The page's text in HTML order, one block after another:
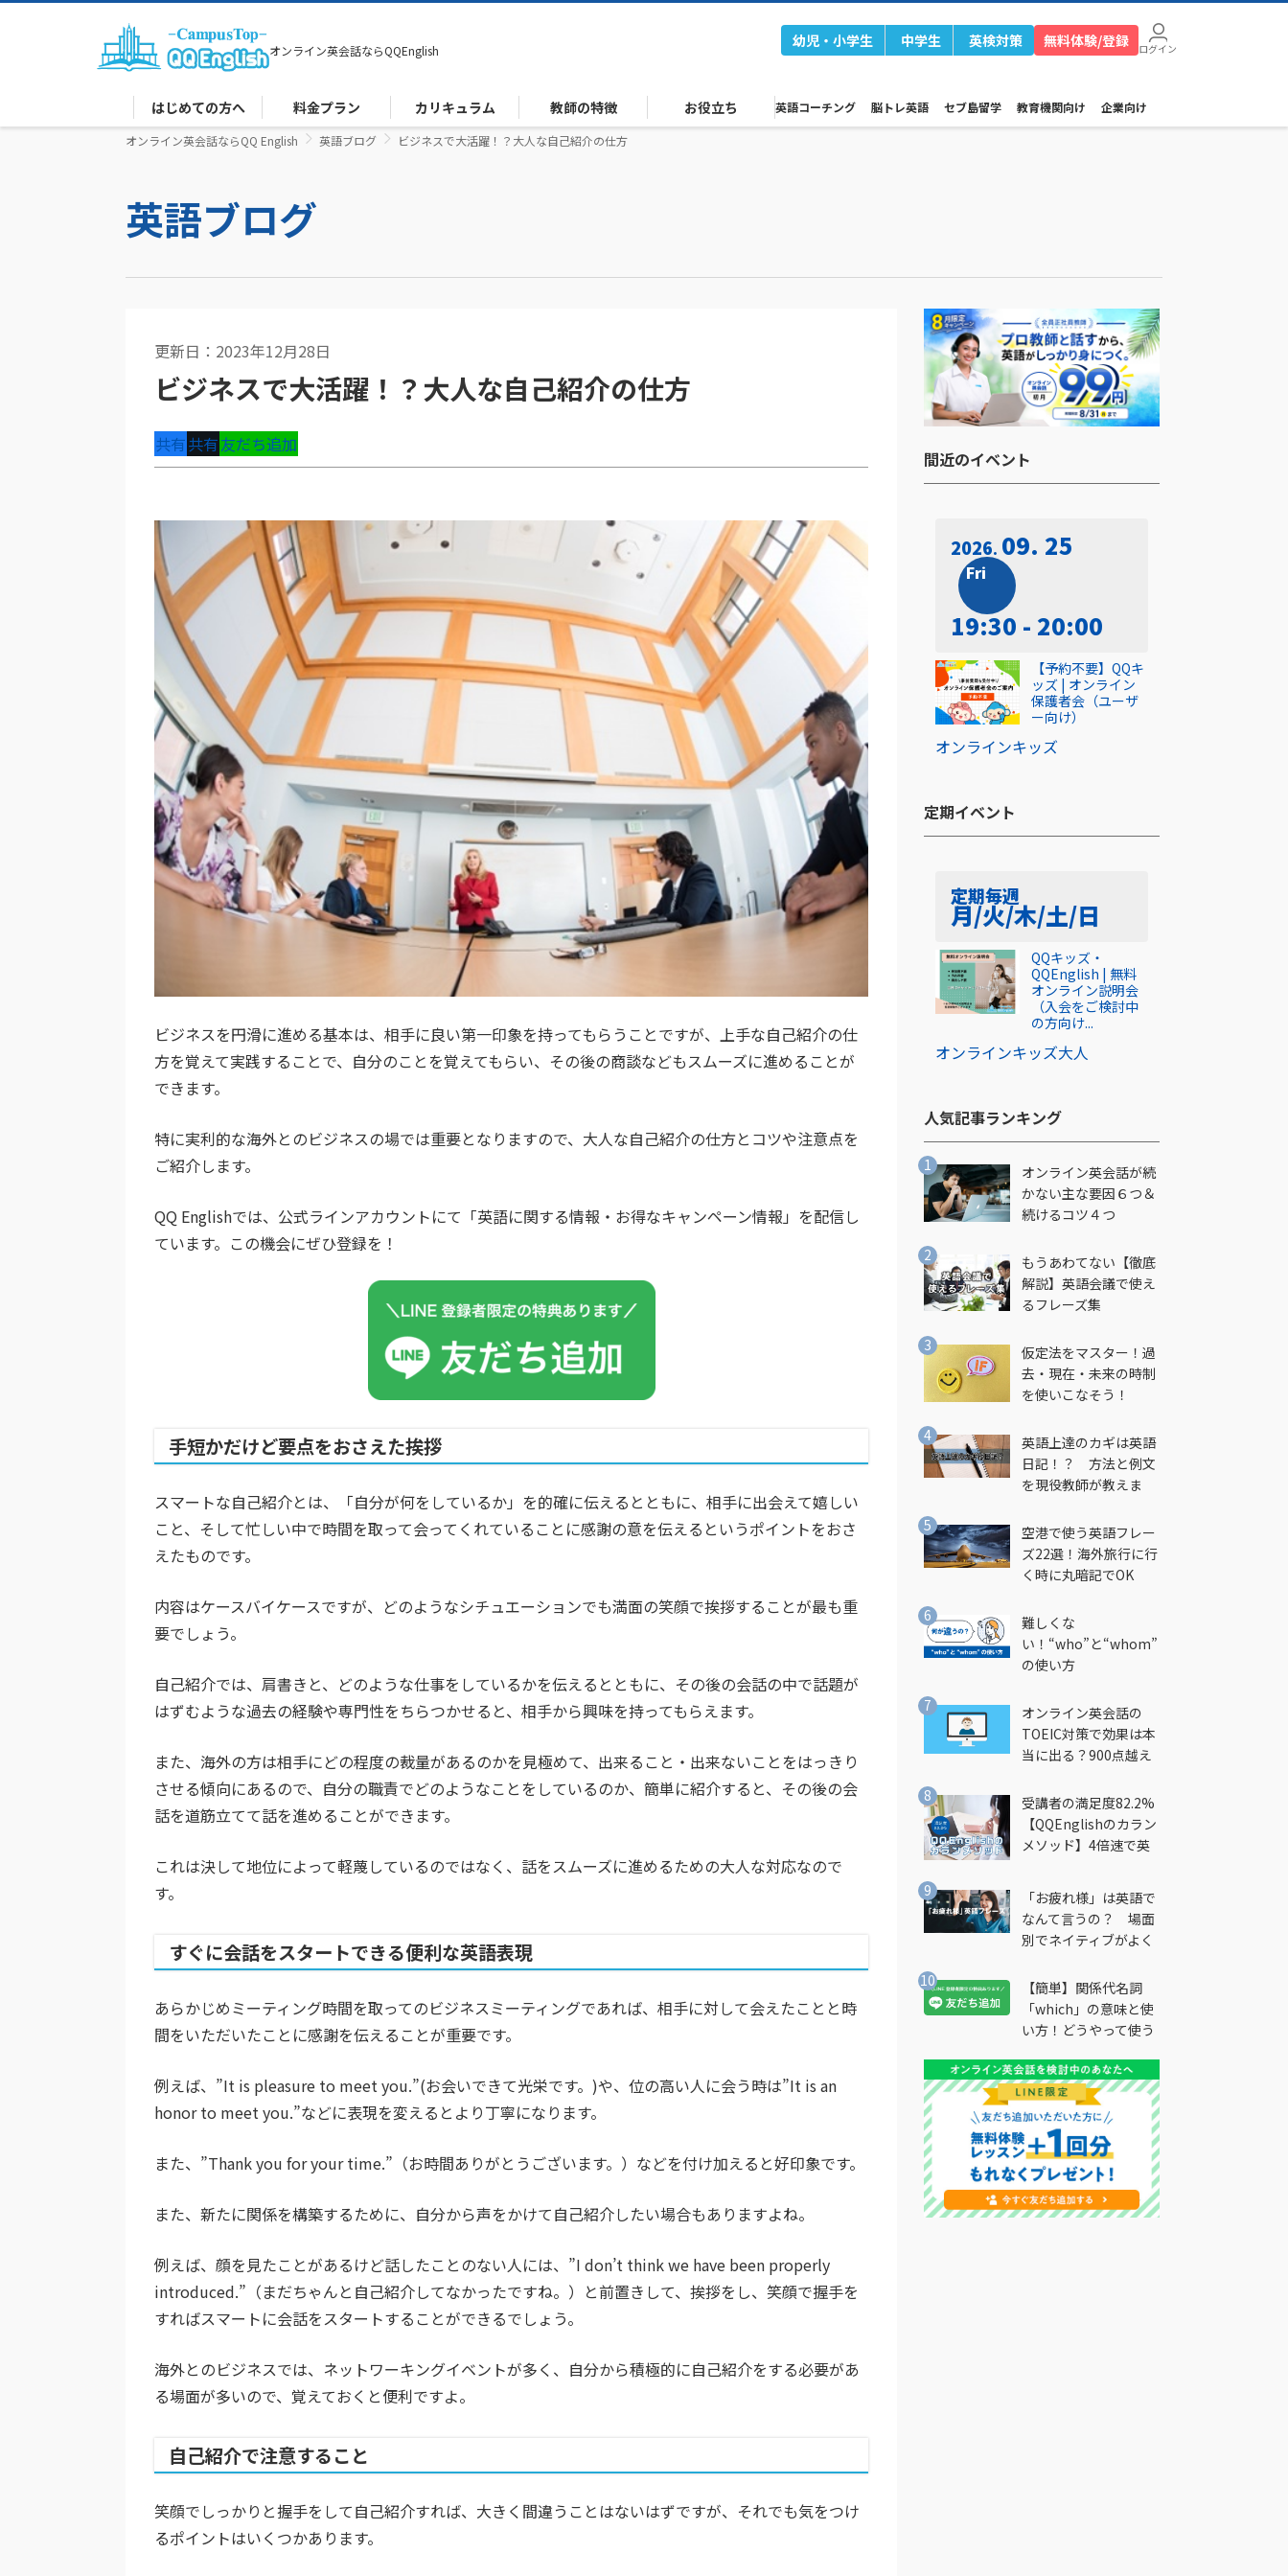
オンライン英会話ならQQEnglish
幼児・小学生 中学生 英検対策 無料体験/登録 ログイン
はじめての方へ 料金プラン カリキュラム 教師の特徴 お役立ち 英語コーチング 脳トレ英語 セブ島留学 教育機関向け 企業向け
オンライン英会話ならQQ English 英語ブログ ビジネスで大活躍！？大人な自己紹介の仕方
英語ブログ
更新日：2023年12月28日
ビジネスで大活躍！？大人な自己紹介の仕方
共有共有友だち追加
ビジネスを円滑に進める基本は、相手に良い第一印象を持ってもらうことですが、上手な自己紹介の仕
方を覚えて実践することで、自分のことを覚えてもらい、その後の商談などもスムーズに進めることが
できます。
特に実利的な海外とのビジネスの場では重要となりますので、大人な自己紹介の仕方とコツや注意点を
ご紹介します。
QQ Englishでは、公式ラインアカウントにて「英語に関する情報・お得なキャンペーン情報」を配信し
ています。この機会にぜひ登録を！
手短かだけど要点をおさえた挨拶
スマートな自己紹介とは、「自分が何をしているか」を的確に伝えるとともに、相手に出会えて嬉しい
こと、そして忙しい中で時間を取って会ってくれていることに感謝の意を伝えるというポイントをおさ
えたものです。
内容はケースバイケースですが、どのようなシチュエーションでも満面の笑顔で挨拶することが最も重
要でしょう。
自己紹介では、肩書きと、どのような仕事をしているかを伝えるとともに、その後の会話の中で話題が
はずむような過去の経験や専門性をちらつかせると、相手から興味を持ってもらえます。
また、海外の方は相手にどの程度の裁量があるのかを見極めて、出来ること・出来ないことをはっきり
させる傾向にあるので、自分の職責でどのようなことをしているのか、簡単に紹介すると、その後の会
話を道筋立てて話を進めることができます。
これは決して地位によって軽蔑しているのではなく、話をスムーズに進めるための大人な対応なので
す。
すぐに会話をスタートできる便利な英語表現
あらかじめミーティング時間を取ってのビジネスミーティングであれば、相手に対して会えたことと時
間をいただいたことに感謝を伝えることが重要です。
例えば、”It is pleasure to meet you.”(お会いできて光栄です。)や、位の高い人に会う時は”It is an
honor to meet you.”などに表現を変えるとより丁寧になります。
また、”Thank you for your time.”（お時間ありがとうございます。）などを付け加えると好印象です。
また、新たに関係を構築するために、自分から声をかけて自己紹介したい場合もありますよね。
例えば、顔を見たことがあるけど話したことのない人には、”I don’t think we have been properly
introduced.”（まだちゃんと自己紹介してなかったですね。）と前置きして、挨拶をし、笑顔で握手を
すればスマートに会話をスタートすることができるでしょう。
海外とのビジネスでは、ネットワーキングイベントが多く、自分から積極的に自己紹介をする必要があ
る場面が多いので、覚えておくと便利ですよ。
自己紹介で注意すること
笑顔でしっかりと握手をして自己紹介すれば、大きく間違うことはないはずですが、それでも気をつけ
るポイントはいくつかあります。
間近のイベント​
2026 09. 25
Fri
19:30 - 20:00
オンラインキッズ
【予約不要】QQキ
ッズ | オンライン
保護者会（ユーザ
ー向け）
定期イベント​
定期毎週
月/火/木/土/日
オンラインキッズ大人
QQキッズ・
QQEnglish | 無料
オンライン説明会
（入会をご検討中
の方向け...
人気記事ランキング​
オンライン英会話が続
かない主な要因６つ＆
続けるコツ４つ
もうあわてない【徹底
解説】英語会議で使え
るフレーズ集
仮定法をマスター！過
去・現在・未来の時制
を使いこなそう！
英語上達のカギは英語
日記！？ 方法と例文
を現役教師が教えま
空港で使う英語フレー
ズ22選！海外旅行に行
く時に丸暗記でOK
難しくな
い！“who”と“whom”
の使い方
オンライン英会話の
TOEIC対策で効果は本
当に出る？900点越え
受講者の満足度82.2%
【QQEnglishのカラン
メソッド】4倍速で英
法とは？
「お疲れ様」は英語で
なんて言うの？ 場面
別でネイティブがよく
説
【簡単】関係代名詞
「which」の意味と使
い方！どうやって使う